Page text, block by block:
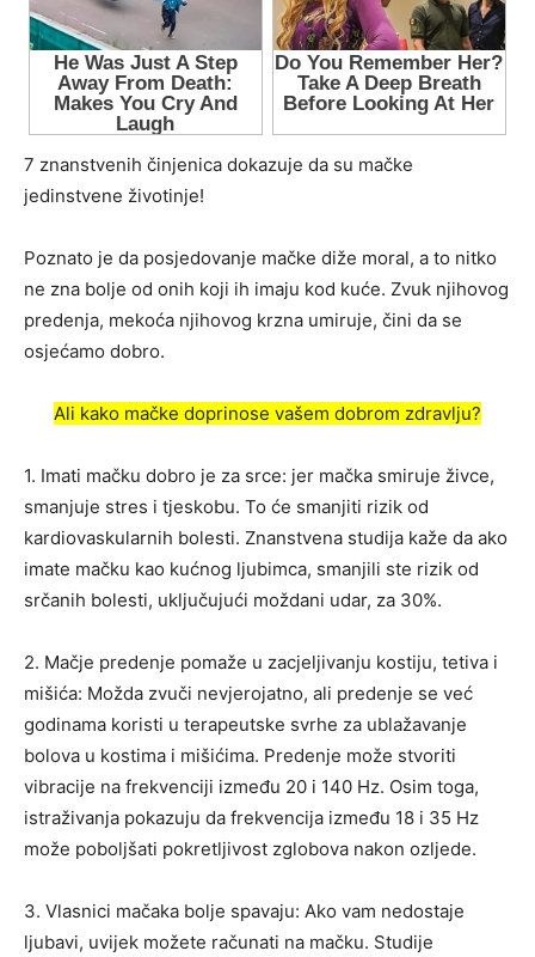
7 znanstvenih činjenica dokazuje da su mačke
jedinstvene životinje!
Poznato je da posjedovanje mačke diže moral, a to nitko
ne zna bolje od onih koji ih imaju kod kuće. Zvuk njihovog
predenja, mekoća njihovog krzna umiruje, čini da se
osjećamo dobro.
Ali kako mačke doprinose vašem dobrom zdravlju?
1. Imati mačku dobro je za srce: jer mačka smiruje živce,
smanjuje stres i tjeskobu. To će smanjiti rizik od
kardiovaskularnih bolesti. Znanstvena studija kaže da ako
imate mačku kao kućnog ljubimca, smanjili ste rizik od
srčanih bolesti, uključujući moždani udar, za 30%.
2. Mačje predenje pomaže u zacjeljivanju kostiju, tetiva i
mišića: Možda zvuči nevjerojatno, ali predenje se već
godinama koristi u terapeutske svrhe za ublažavanje
bolova u kostima i mišićima. Predenje može stvoriti
vibracije na frekvenciji između 20 i 140 Hz. Osim toga,
istraživanja pokazuju da frekvencija između 18 i 35 Hz
može poboljšati pokretljivost zglobova nakon ozljede.
3. Vlasnici mačaka bolje spavaju: Ako vam nedostaje
ljubavi, uvijek možete računati na mačku. Studije